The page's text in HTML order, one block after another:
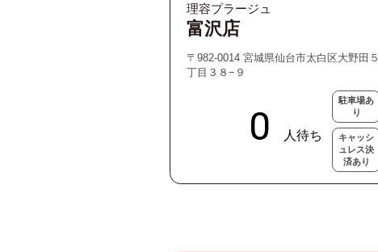
理容プラージュ
富沢店
〒982-0014 宮城県仙台市太白区大野田５
丁目３８−９
駐車場あ
り
キャッシ
ュレス決
済あり